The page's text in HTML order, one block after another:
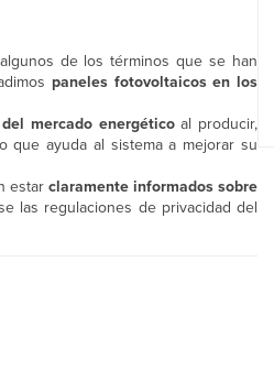
de los términos que se han
paneles fotovoltaicos en los
mercado energéticoal producir,
que ayuda al sistema a mejorar su
estarclaramente informados sobre
las regulaciones de privacidad del